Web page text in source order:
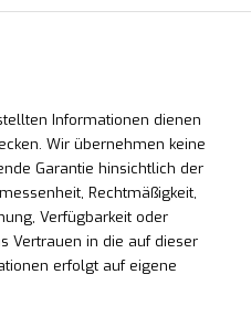
Informationen dienen
Wir übernehmen keine
Garantie hinsichtlich der
Rechtmäßigkeit,
Verfügbarkeit oder
Vertrauen in die auf dieser
erfolgt auf eigene